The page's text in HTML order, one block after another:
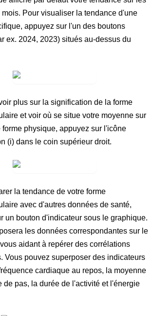
mois. Pour visualiser la tendance d'une
appuyez sur l'un des boutons
ex. 2024, 2023) situés au-dessus du
plus sur la signification de la forme
et voir où se situe votre moyenne sur
forme physique, appuyez sur l'icône
(i) dans le coin supérieur droit.
la tendance de votre forme
avec d'autres données de santé,
un bouton d'indicateur sous le graphique.
les données correspondantes sur le
aidant à repérer des corrélations
Vous pouvez superposer des indicateurs
cardiaque au repos, la moyenne
de pas, la durée de l'activité et l'énergie